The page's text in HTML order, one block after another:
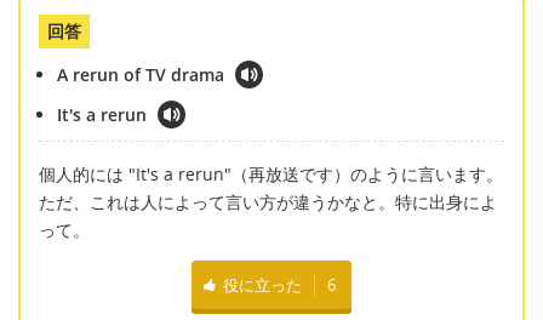
回答
A rerun of TV drama
It's a rerun
個人的には "It's a rerun"（再放送です）のように言います。
ただ、これは人によって言い方が違うかなと。特に出身によ
って。
役に立った 6